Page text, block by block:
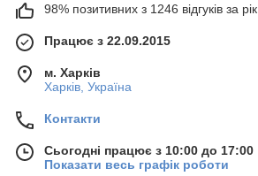
98% позитивних з 1246 відгуків за рік
Працює з 22.09.2015
м. Харків
Харків, Україна
Контакти
Сьогодні працює з 10:00 до 17:00
Показати весь графік роботи